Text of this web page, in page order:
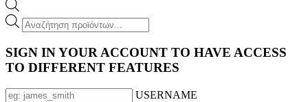
Products
search
SIGN IN YOUR ACCOUNT TO HAVE ACCESS
TO DIFFERENT FEATURES
USERNAME